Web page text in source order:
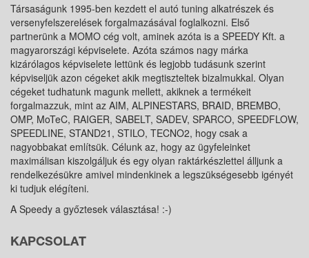
Társaságunk 1995-ben kezdett el autó tuning alkatrészek és
versenyfelszerelések forgalmazásával foglalkozni. Első
partnerünk a MOMO cég volt, aminek azóta is a SPEEDY Kft. a
magyarországi képviselete. Azóta számos nagy márka
kizárólagos képviselete lettünk és legjobb tudásunk szerint
képviseljük azon cégeket akik megtiszteltek bizalmukkal. Olyan
cégeket tudhatunk magunk mellett, akiknek a termékeit
forgalmazzuk, mint az AIM, ALPINESTARS, BRAID, BREMBO,
OMP, MoTeC, RAIGER, SABELT, SADEV, SPARCO, SPEEDFLOW,
SPEEDLINE, STAND21, STILO, TECNO2, hogy csak a
nagyobbakat említsük. Célunk az, hogy az ügyfeleinket
maximálisan kiszolgáljuk és egy olyan raktárkészlettel álljunk a
rendelkezésükre amivel mindenkinek a legszükségesebb igényét
ki tudjuk elégíteni.
A Speedy a győztesek választása! :-)
KAPCSOLAT